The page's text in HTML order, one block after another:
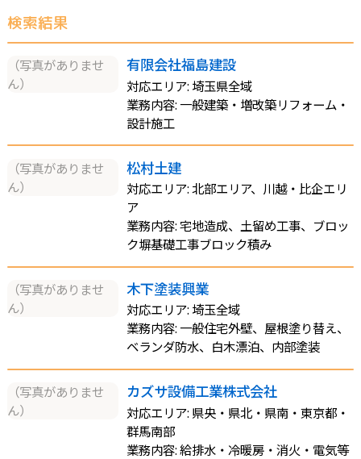
検索結果
（写真がありませ
ん）
有限会社福島建設
対応エリア: 埼玉県全域
業務内容: 一般建築・増改築リフォーム・
設計施工
（写真がありませ
ん）
松村土建
対応エリア: 北部エリア、川越・比企エリ
ア
業務内容: 宅地造成、土留め工事、ブロッ
ク塀基礎工事ブロック積み
（写真がありませ
ん）
木下塗装興業
対応エリア: 埼玉全域
業務内容: 一般住宅外壁、屋根塗り替え、
ベランダ防水、白木漂泊、内部塗装
（写真がありませ
ん）
カズサ設備工業株式会社
対応エリア: 県央・県北・県南・東京都・
群馬南部
業務内容: 給排水・冷暖房・消火・電気等